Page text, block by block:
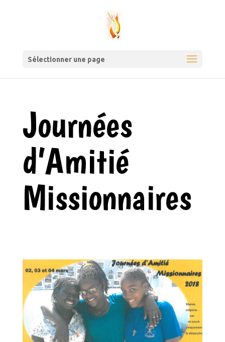
Sélectionner une page
Journées
d’Amitié
Missionnaires